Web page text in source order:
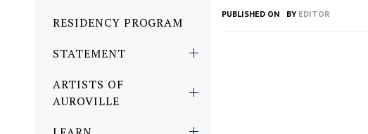
RESIDENCY PROGRAM
STATEMENT
ARTISTS OF
AUROVILLE
PUBLISHED ON BY EDITOR